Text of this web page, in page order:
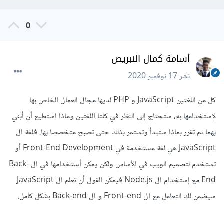
0
أسامة كمال النبريص
نشر17 نوفمبر 2020
كل من اللغتين JavaScript و PHP لديها مجال العمال الخاص بها
لإستخدامها به, ستحتاج إلى النظر في كلتا اللغتين وماذا استطيع أن أبني
بهما ثم تقرر بماذا ستبدأ وتستمر بذلك حتى تصبح متخصصا بها. فلغة ال
JavaScript هي لغة مستخدمة في Front-End Development أو
تستخدم لتصميم الويب في الأساس ولكن يمكن أستخدامها في ال Back-
End مع إستخدام ال Node.js فيمكن القول أن تعلم ال JavaScript
سيضمن لك التعامل مع ال Front-end و ال Back-end بشكل كامل.